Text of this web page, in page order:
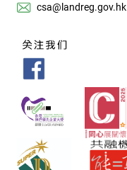
csa@landreg.gov.hk